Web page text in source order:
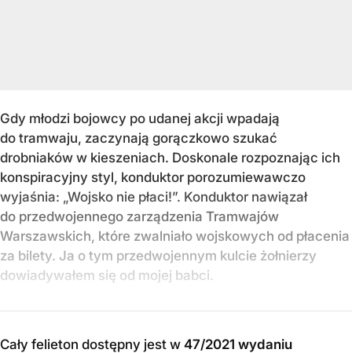
Gdy młodzi bojowcy po udanej akcji wpadają
do tramwaju, zaczynają gorączkowo szukać
drobniaków w kieszeniach. Doskonale rozpoznając ich
konspiracyjny styl, konduktor porozumiewawczo
wyjaśnia: „Wojsko nie płaci!”. Konduktor nawiązał
do przedwojennego zarządzenia Tramwajów
Warszawskich, które zwalniało wojskowych od płacenia
za bilety. Ja o tym przedwojennym kulcie żołnierzy
dowiadywałem się od mojej babci.
Cały felieton dostępny jest w 47/2021 wydaniu